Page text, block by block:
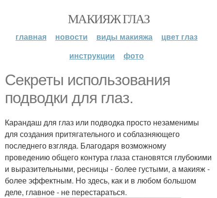
МАКИЯЖ ГЛАЗ
главная новости виды макияжа
цвет глаз
инструкции
фото
Секреты использования
подводки для глаз.
Карандаш для глаз или подводка просто незаменимы
для создания притягательного и соблазняющего
последнего взгляда. Благодаря возможному
проведению общего контура глаза становятся глубокими
и выразительными, ресницы - более густыми, а макияж -
более эффектным. Но здесь, как и в любом большом
деле, главное - не перестараться.